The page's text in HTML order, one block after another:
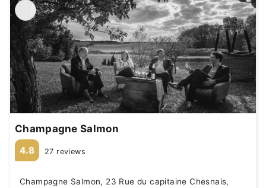
Champagne Salmon
4.8 27 reviews
Champagne Salmon, 23 Rue du capitaine Chesnais,